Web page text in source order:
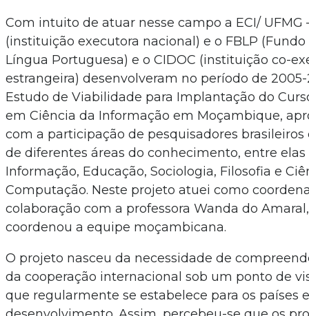
Com intuito de atuar nesse campo a ECI/ UFMG
(instituição executora nacional) e o FBLP
Língua Portuguesa) e o CIDOC (instituição co-
estrangeira) desenvolveram no período de
Estudo de Viabilidade para Implantação do
em Ciência da Informação em Moçambique,
com a participação de pesquisadores
de diferentes áreas do conhecimento, entre elas
Informação, Educação, Sociologia, Filosofia e
Computação. Neste projeto atuei como
colaboração com a professora Wanda do
coordenou a equipe moçambicana.
O projeto nasceu da necessidade de
da cooperação internacional sob um ponto de
que regularmente se estabelece para os países